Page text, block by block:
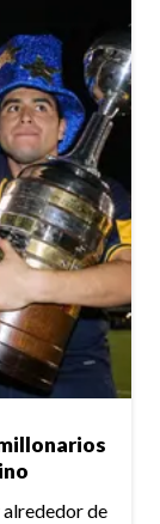
alrededor de